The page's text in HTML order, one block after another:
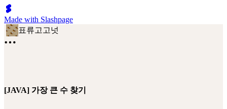
Made with Slashpage
표류고고넛
[JAVA] 가장 큰 수 찾기